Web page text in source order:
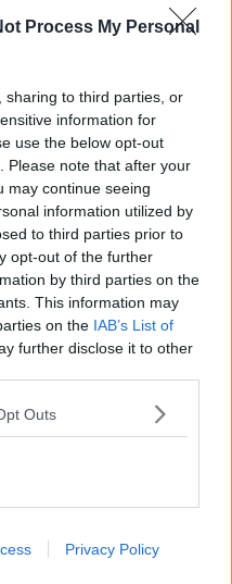
Process My Personal
sharing to third parties, or
information for
use the below opt-out
Please note that after your
may continue seeing
information utilized by
to third parties prior to
opt-out of the further
by third parties on the
This information may
on the IAB’s List of
further disclose it to other
Outs
Privacy Policy